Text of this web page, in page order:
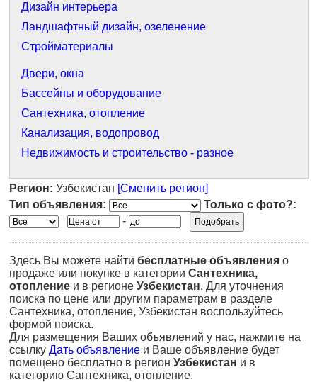
Дизайн интерьера
Ландшафтный дизайн, озеленение
Стройматериалы
Двери, окна
Бассейны и оборудование
Сантехника, отопление
Канализация, водопровод
Недвижимость и строительство - разное
Регион: Узбекистан [Сменить регион]
Тип объявления:
Только с фото?:
-
Здесь Вы можете найти бесплатные объявления о
продаже или покупке в категории Сантехника,
отопление и в регионе Узбекистан. Для уточнения
поиска по цене или другим параметрам в разделе
Сантехника, отопление, Узбекистан воспользуйтесь
формой поиска.
Для размещения Ваших объявлений у нас, нажмите на
ссылку Дать объявление и Ваше объявление будет
помещено бесплатно в регион Узбекистан и в
категорию Сантехника, отопление.